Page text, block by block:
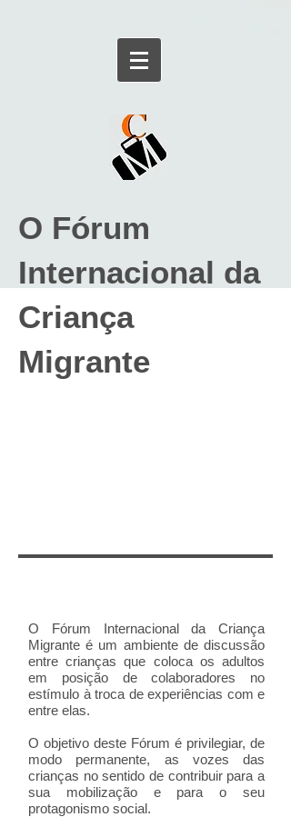
O Fórum
Internacional da
Criança
Migrante
O Fórum Internacional da Criança
Migrante é um ambiente de discussão
entre crianças que coloca os adultos
em posição de colaboradores no
estímulo à troca de experiências com e
entre elas.
O objetivo deste Fórum é privilegiar, de
modo permanente, as vozes das
crianças no sentido de contribuir para a
sua mobilização e para o seu
protagonismo social.